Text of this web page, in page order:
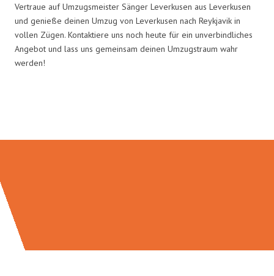
Vertraue auf Umzugsmeister Sänger Leverkusen aus Leverkusen
und genieße deinen Umzug von Leverkusen nach Reykjavik in
vollen Zügen. Kontaktiere uns noch heute für ein unverbindliches
Angebot und lass uns gemeinsam deinen Umzugstraum wahr
werden!